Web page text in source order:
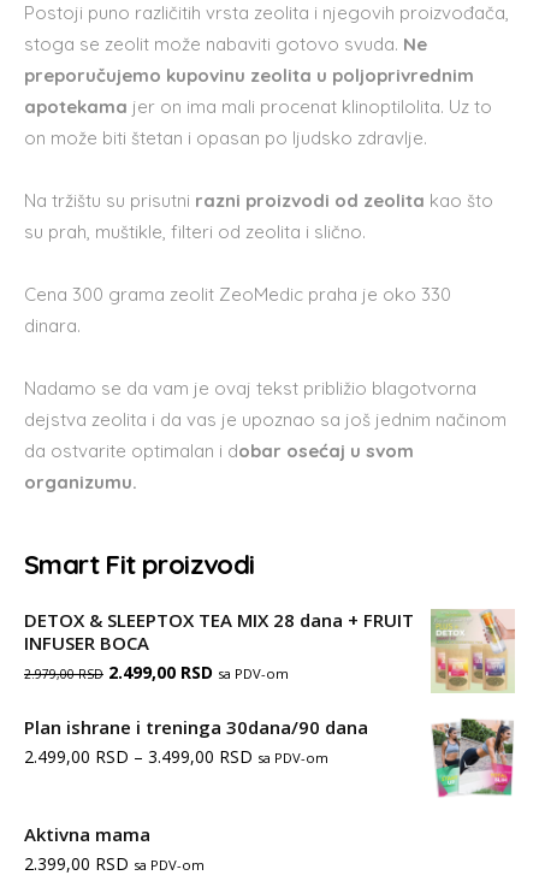
Postoji puno različitih vrsta zeolita i njegovih proizvođača,
stoga se zeolit može nabaviti gotovo svuda. Ne
preporučujemo kupovinu zeolita u poljoprivrednim
apotekama jer on ima mali procenat klinoptilolita. Uz to
on može biti štetan i opasan po ljudsko zdravlje.
Na tržištu su prisutni razni proizvodi od zeolita kao što
su prah, muštikle, filteri od zeolita i slično.
Cena 300 grama zeolit ZeoMedic praha je oko 330
dinara.
Nadamo se da vam je ovaj tekst približio blagotvorna
dejstva zeolita i da vas je upoznao sa još jednim načinom
da ostvarite optimalan i dobar osećaj u svom
organizumu.
Smart Fit proizvodi
DETOX & SLEEPTOX TEA MIX 28 dana + FRUIT
INFUSER BOCA
2.979,00RSD Оригинална
2.499,00 RSD Тренутна
sa PDV-om
Plan ishrane i treninga 30dana/90 dana
2.499,00 RSD – 3.499,00 RSD Распон
sa PDV-om
Aktivna mama
2.399,00 RSD sa PDV-om